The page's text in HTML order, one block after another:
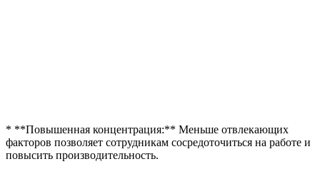
* **Повышенная концентрация:** Меньше отвлекающих
факторов позволяет сотрудникам сосредоточиться на работе и
повысить производительность.